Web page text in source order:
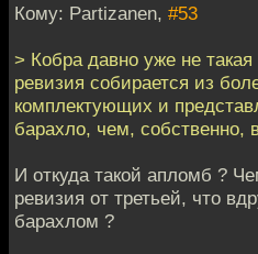
Кому: Partizanen, #53
> Кобра давно уже не такая
ревизия собирается из
комплектующих и
барахло, чем, собственно,
И откуда такой апломб ?
ревизия от третьей, что
барахлом ?